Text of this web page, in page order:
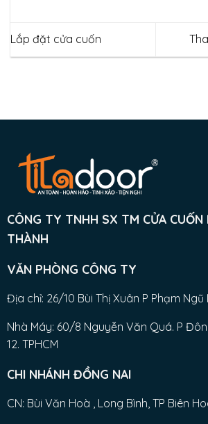
Lắp đặt cửa cuốn
CÔNG TY TNHH SX TM CỬA CUỐN
THÀNH
VĂN PHÒNG CÔNG TY
Địa chỉ: 26/10 Bùi Thị Xuân P Phạm Ngũ
Nhà Máy: 60/8 Nguyễn Văn Quá. P
12. TPHCM
CHI NHÁNH ĐỒNG NAI
CN: Bùi Văn Hoà , Long Bình, TP Biên